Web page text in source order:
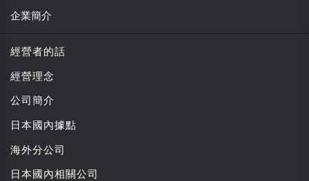
企業簡介
經營者的話
經營理念
公司簡介
日本國內據點
海外分公司
日本國內相關公司